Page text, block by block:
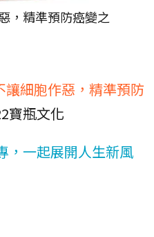
，精準預防癌變之
讓細胞作惡，精準預防
寶瓶文化
，一起展開人生新風